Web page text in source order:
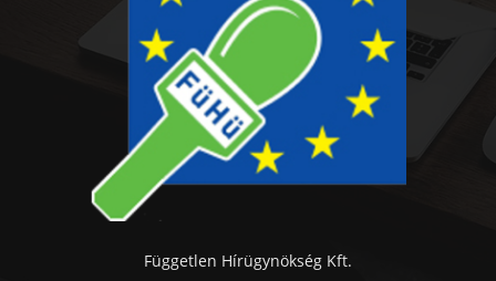
Független Hírügynökség Kft.